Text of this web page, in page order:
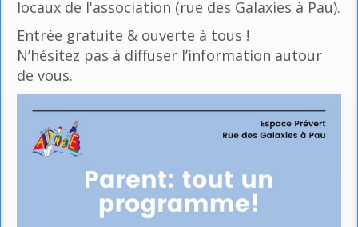
locaux de l'association (rue des Galaxies à Pau).
Entrée gratuite & ouverte à tous !
N’hésitez pas à diffuser l’information autour
de vous.